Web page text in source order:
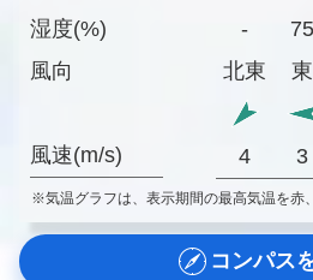
湿度(%)
風向
風速(m/s)
-
75
北東
東
4 3
※気温グラフは、表示期間の最高気温を赤
コンパス